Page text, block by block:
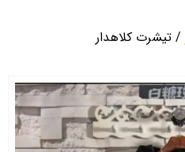
/ تیشرت کلاهدار